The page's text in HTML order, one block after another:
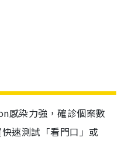
感染力強，確診個案數
速測試「看門口」或